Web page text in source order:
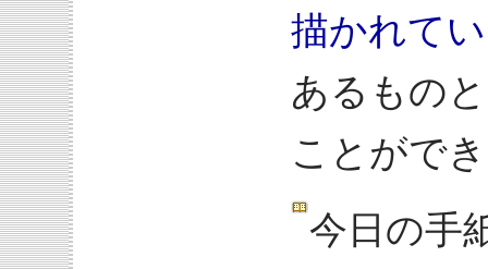
描かれて
あるもの
ことがで
今日の手